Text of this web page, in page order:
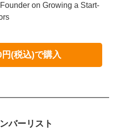
on Growing a Start-
(税込)で購入
バーリスト